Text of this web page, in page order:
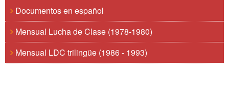
Documentos en español
Mensual Lucha de Clase (1978-1980)
Mensual LDC trilingüe (1986 - 1993)